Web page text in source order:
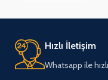
Hızlı İletişim
Whatsapp ile